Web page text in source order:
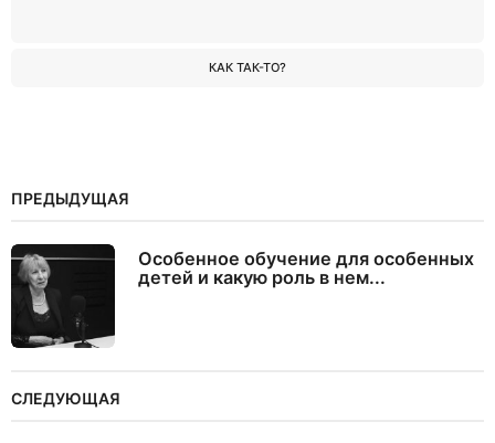
КАК ТАК-ТО?
ПРЕДЫДУЩАЯ
Особенное обучение для особенных
детей и какую роль в нем...
СЛЕДУЮЩАЯ